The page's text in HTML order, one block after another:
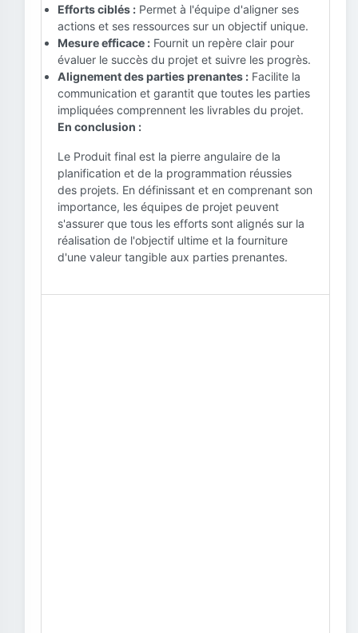
Efforts ciblés : Permet à l'équipe d'aligner ses
actions et ses ressources sur un objectif unique.
Mesure efficace : Fournit un repère clair pour
évaluer le succès du projet et suivre les progrès.
Alignement des parties prenantes : Facilite la
communication et garantit que toutes les parties
impliquées comprennent les livrables du projet.
En conclusion :
Le Produit final est la pierre angulaire de la
planification et de la programmation réussies
des projets. En définissant et en comprenant son
importance, les équipes de projet peuvent
s'assurer que tous les efforts sont alignés sur la
réalisation de l'objectif ultime et la fourniture
d'une valeur tangible aux parties prenantes.